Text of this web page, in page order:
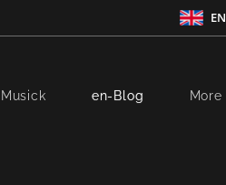
EN
en-Blog More